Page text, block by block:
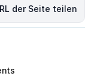
der Seite teilen